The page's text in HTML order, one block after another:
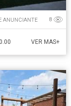
ANUNCIANTE 8
VER MAS+